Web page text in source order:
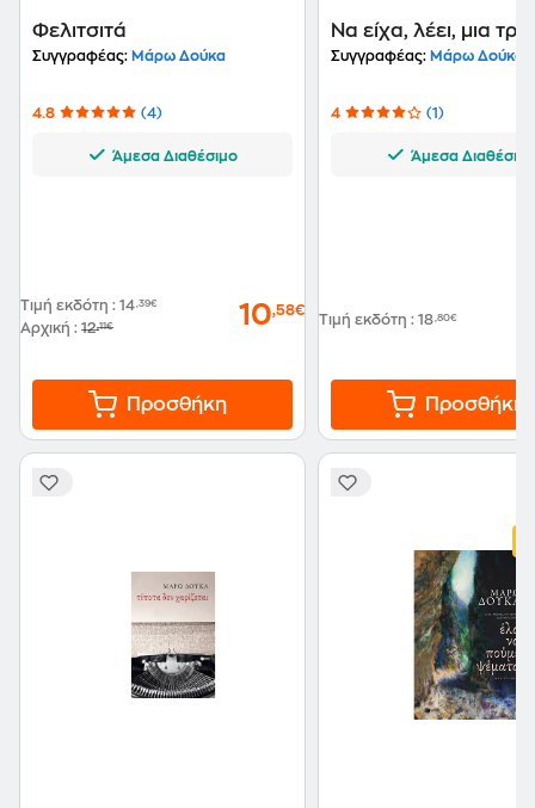
κυκλοφορούν από τις εκδόσεις "Πατάκη".
Φελιτσιτά
Συγγραφέας: Μάρω Δούκα
4.8 (4)
Άμεσα Διαθέσιμο
Τιμή εκδότη : 14,39€
Αρχική : 12,11€ 10,58€
Προσθήκη
Να είχα, λέει, μια
Συγγραφέας: Μάρω Δούκα
4 (1)
Άμεσα Διαθέσιμο
Τιμή εκδότη : 18,80€
Προσθήκη